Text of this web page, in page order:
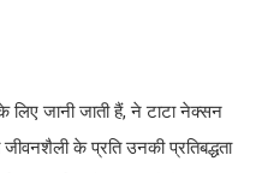
के लिए जानी जाती हैं, ने टाटा नेक्सन
के प्रति उनकी प्रतिबद्धता